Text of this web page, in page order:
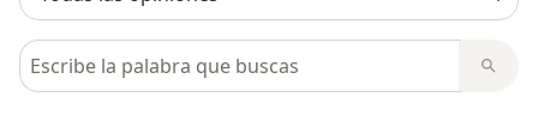
Busca en opiniones